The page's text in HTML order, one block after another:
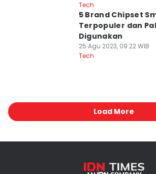
Tech
5 Brand Chipset
Terpopuler dan
Digunakan
25 Agu 2023, 09:22 WIB
Tech
Load More